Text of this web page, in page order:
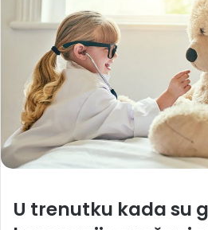
U trenutku kada su